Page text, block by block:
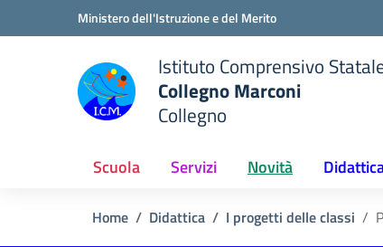
Vai ai contenuti
Vai al menu di navigazioneMinistero dell'Istruzione e del Merito
Istituto Comprensivo
Collegno Marconi
Collegno
Scuola Servizi Novità
Home Didattica I progetti delle classi